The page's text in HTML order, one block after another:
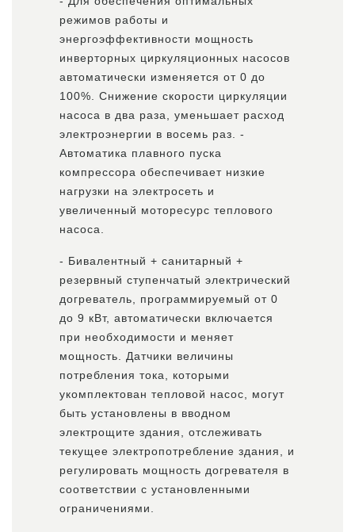
режимов работы и
энергоэффективности мощность
инверторных циркуляционных насосов
автоматически изменяется от 0 до
100%. Снижение скорости циркуляции
насоса в два раза, уменьшает расход
электроэнергии в восемь раз. -
Автоматика плавного пуска
компрессора обеспечивает низкие
нагрузки на электросеть и
увеличенный моторесурс теплового
насоса.
- Бивалентный + санитарный +
резервный ступенчатый электрический
догреватель, программируемый от 0
до 9 кВт, автоматически включается
при необходимости и меняет
мощность. Датчики величины
потребления тока, которыми
укомплектован тепловой насос, могут
быть установлены в вводном
электрощите здания, отслеживать
текущее электропотребление здания, и
регулировать мощность догревателя в
соответствии с установленными
ограничениями.